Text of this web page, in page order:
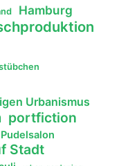
Hamburg
Urbanismus
portfiction
Pudelsalon
Stadt